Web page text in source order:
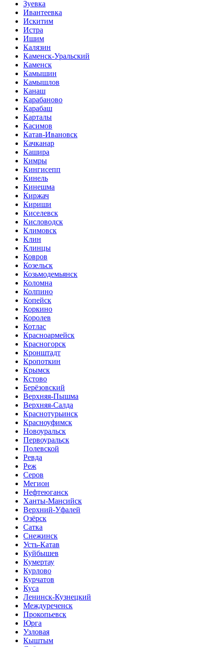
Зуевка
Ивантеевка
Искитим
Истра
Ишим
Калязин
Каменск-Уральский
Каменск
Камышин
Камышлов
Канаш
Карабаново
Карабаш
Карталы
Касимов
Катав-Ивановск
Качканар
Кашира
Кимры
Кингисепп
Кинель
Кинешма
Киржач
Кириши
Киселевск
Кисловодск
Климовск
Клин
Клинцы
Ковров
Козельск
Козьмодемьянск
Коломна
Колпино
Копейск
Коркино
Королев
Котлас
Красноармейск
Красногорск
Кронштадт
Кропоткин
Крымск
Кстово
Берёзовский
Верхняя-Пышма
Верхняя-Салда
Краснотурьинск
Красноуфимск
Новоуральск
Первоуральск
Полевской
Ревда
Реж
Серов
Мегион
Нефтеюганск
Ханты-Мансийск
Верхний-Уфалей
Озёрск
Сатка
Снежинск
Усть-Катав
Куйбышев
Кумертау
Курлово
Курчатов
Куса
Ленинск-Кузнецкий
Междуреченск
Прокопьевск
Юрга
Узловая
Кыштым